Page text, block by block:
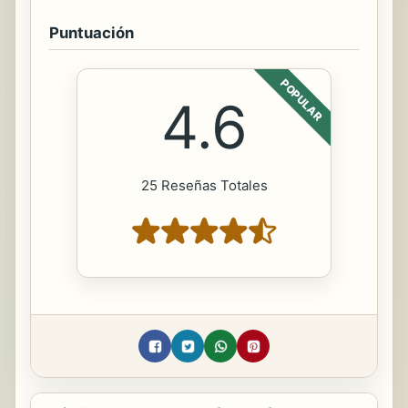
Puntuación
POPULAR
4.6
25 Reseñas Totales